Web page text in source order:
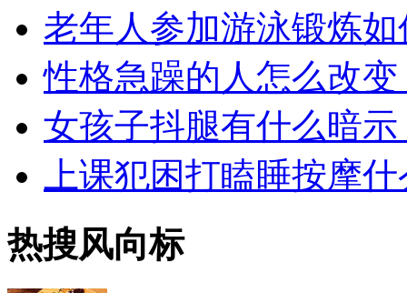
老年人参加游泳锻炼如
性格急躁的人怎么改变
女孩子抖腿有什么暗示
上课犯困打瞌睡按摩
热搜风向标